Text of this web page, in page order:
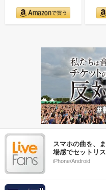
スマホの曲を、
場感でセットリ
iPhone/Android